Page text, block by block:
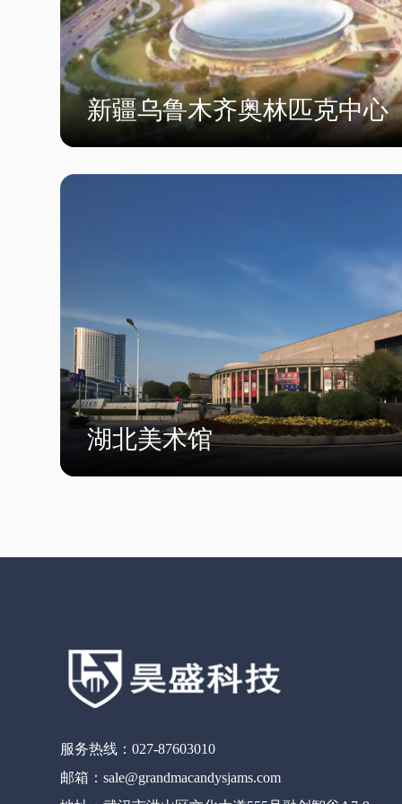
新疆乌鲁木齐奥林匹克中心
湖北美术馆
服务热线：027-87603010
邮箱：sale@grandmacandysjams.com